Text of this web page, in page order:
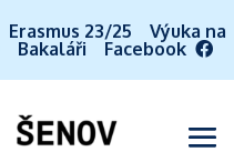
Erasmus 23/25
Výuka na
Bakaláři Facebook